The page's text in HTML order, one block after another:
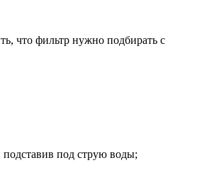
что фильтр нужно подбирать с
под струю воды;